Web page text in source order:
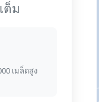
ต็ม
เมล็ดสูง